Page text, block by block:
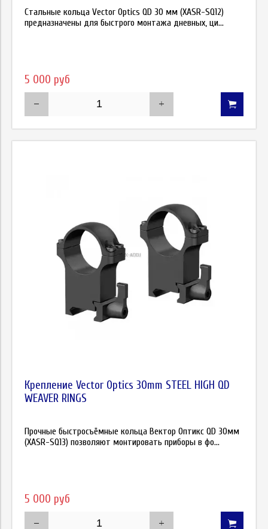
Стальные кольца Vector Optics QD 30 мм (XASR-SQ12)
предназначены для быстрого монтажа дневных, ци...
5 000 руб
Крепление Vector Optics 30mm STEEL HIGH QD
WEAVER RINGS
Прочные быстросъёмные кольца Вектор Оптикс QD 30мм
(XASR-SQ13) позволяют монтировать приборы в фо...
5 000 руб